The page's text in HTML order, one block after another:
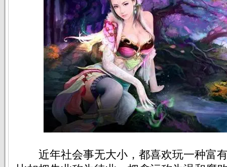
近年社会事无大小，都喜欢玩一种富